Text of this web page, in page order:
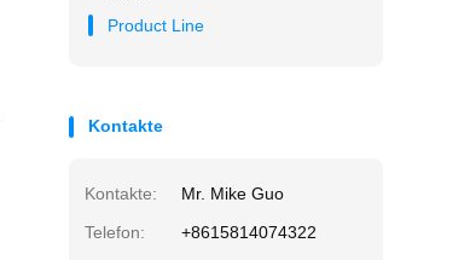
Product Line
Kontakte
Kontakte:
Mr. Mike Guo
Telefon:
+8615814074322